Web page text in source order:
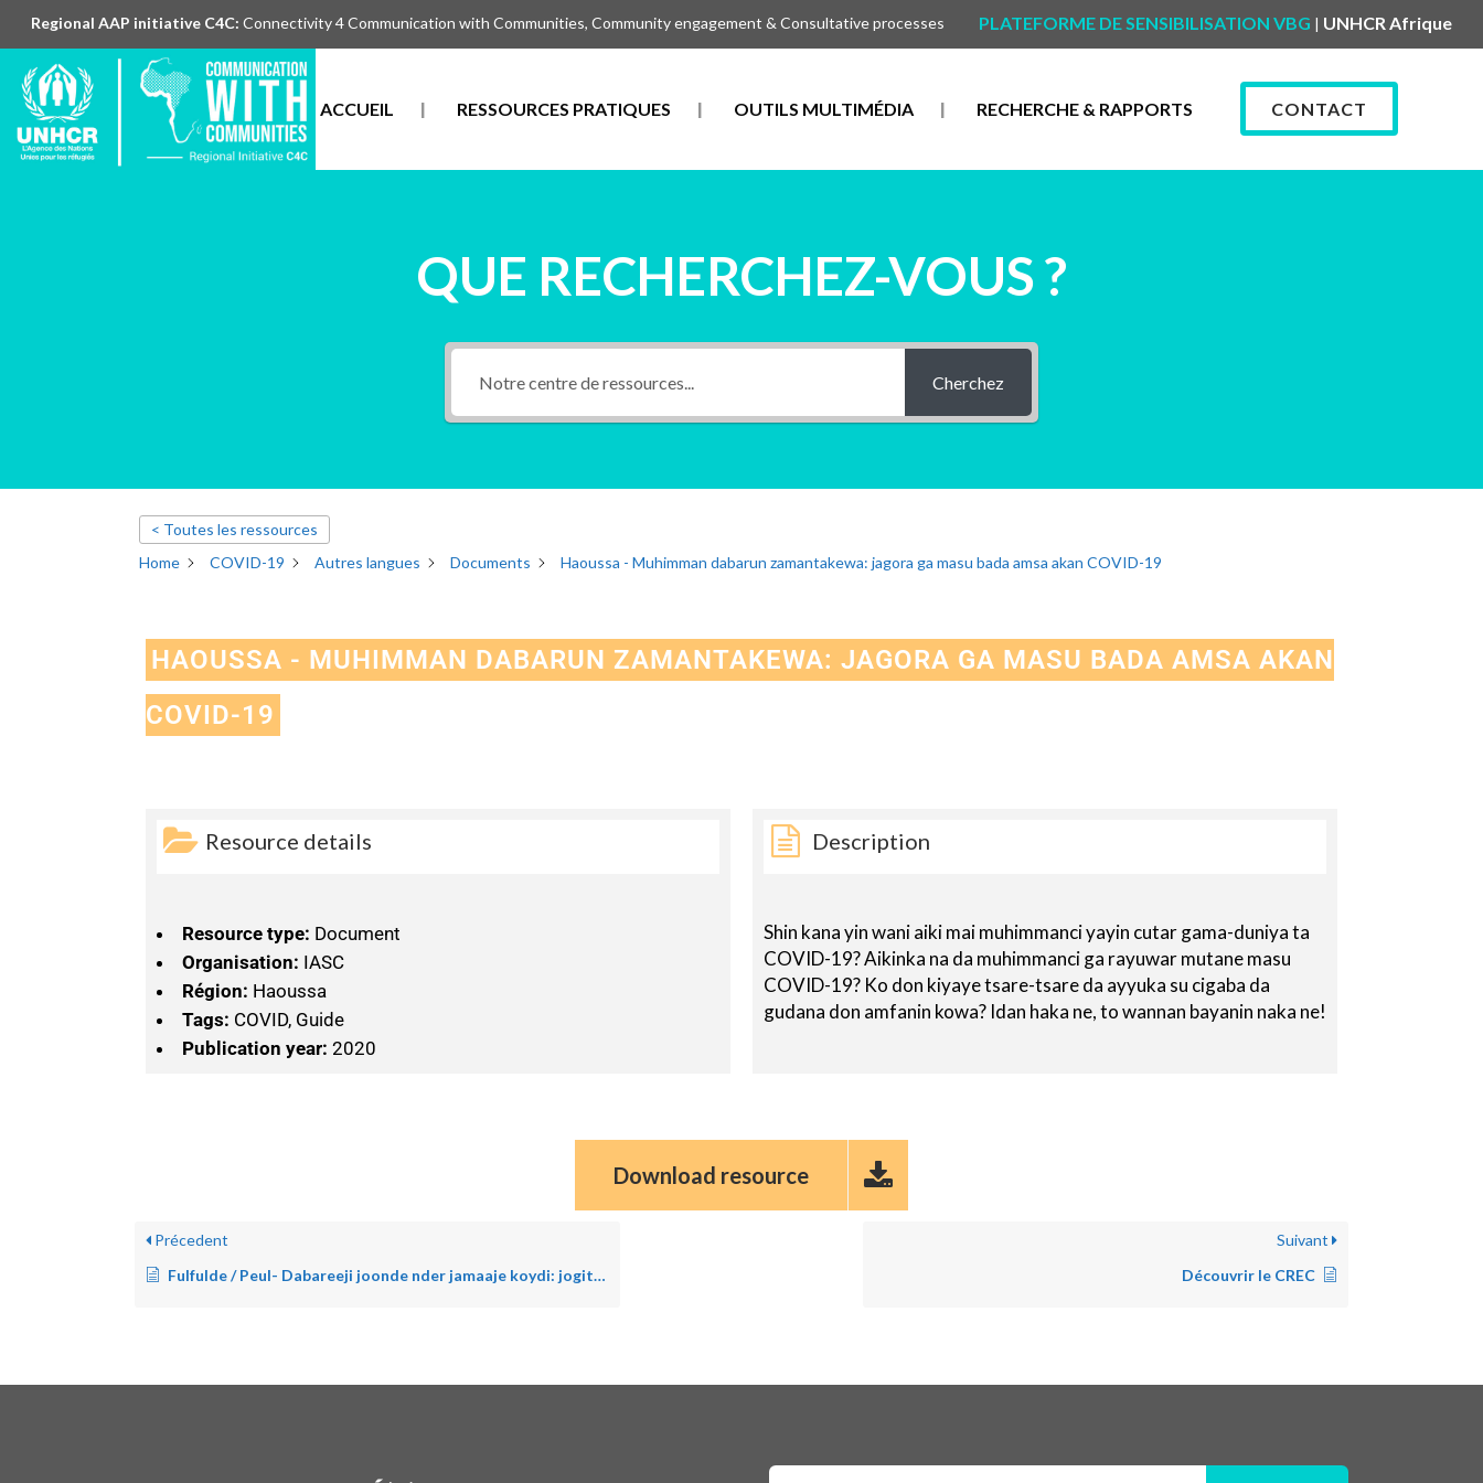
Regional AAP initiative C4C: Connectivity 4 Communication with Communities, Community engagement & Consultative processes PLATEFORME DE SENSIBILISATION VBG | UNHCR Afrique
CONTACT
ACCUEIL RESSOURCES PRATIQUES OUTILS MULTIMÉDIA RECHERCHE & RAPPORTS
QUE RECHERCHEZ-VOUS ?
Cherchez
< Toutes les ressources
Home
COVID-19 Autres langues Documents Haoussa - Muhimman dabarun zamantakewa: jagora ga masu bada amsa akan COVID-19
HAOUSSA - MUHIMMAN DABARUN ZAMANTAKEWA: JAGORA GA MASU BADA AMSA AKAN
COVID-19
Resource details
Resource type: Document
Organisation: IASC
Région: Haoussa
Tags: COVID, Guide
Publication year: 2020
Description
Shin kana yin wani aiki mai muhimmanci yayin cutar gama-duniya ta
COVID-19? Aikinka na da muhimmanci ga rayuwar mutane masu
COVID-19? Ko don kiyaye tsare-tsare da ayyuka su cigaba da
gudana don amfanin kowa? Idan haka ne, to wannan bayanin naka ne!
Download resource
Précedent
Fulfulde / Peul- Dabareeji joonde nder jamaaje koydi: jogitorde behakkilta bee nyawu COVID-19
Suivant
Découvrir le CREC